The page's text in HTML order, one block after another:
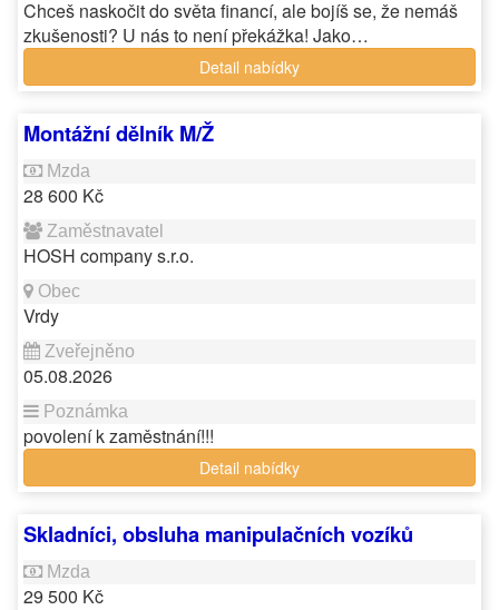
Chceš naskočit do světa financí, ale bojíš se, že nemáš
zkušenosti? U nás to není překážka! Jako…
Detail nabídky
Montážní dělník M/Ž
28 600 Kč
HOSH company s.r.o.
Vrdy
05.08.2026
povolení k zaměstnání!!!
Detail nabídky
Skladníci, obsluha manipulačních vozíků
29 500 Kč